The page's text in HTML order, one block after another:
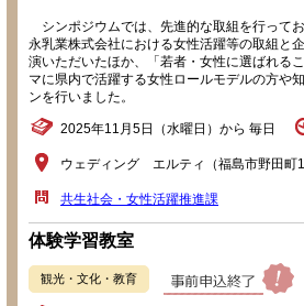
シンポジウムでは、先進的な取組を行って
永乳業株式会社における女性活躍等の取組と
演いただいたほか、「若者・女性に選ばれる
マに県内で活躍する女性ロールモデルの方や
ンを行いました。
2025年11月5日（水曜日）から 毎日
ウェディング エルティ（福島市野田町1
共生社会・女性活躍推進課
体験学習教室
観光・文化・教育